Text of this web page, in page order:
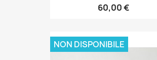
60,00 €
NON DISPONIBILE